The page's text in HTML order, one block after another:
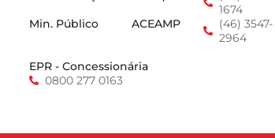
1674
Min. Público
ACEAMP
(46) 3547-
2964
EPR - Concessionária
0800 277 0163